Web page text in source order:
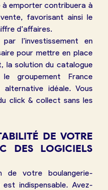
emporter contribuera à
favorisant ainsi le
d’affaires.
l’investissement en
pour mettre en place
la solution du catalogue
groupement France
idéale. Vous
click & collect sans les
DE VOTRE
DES LOGICIELS
de votre boulangerie-
indispensable. Avez-